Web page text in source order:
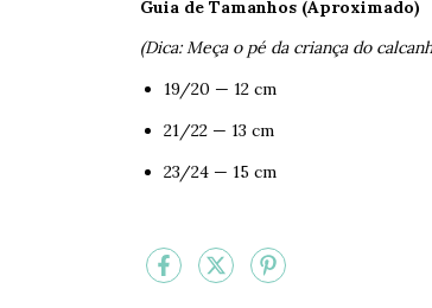
Guia de Tamanhos (Aproximado)
(Dica: Meça o pé da criança do
19/20 — 12 cm
21/22 — 13 cm
23/24 — 15 cm